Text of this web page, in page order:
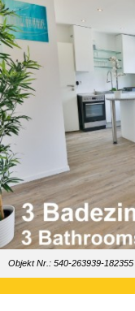
Objekt Nr.: 540-263939-182355